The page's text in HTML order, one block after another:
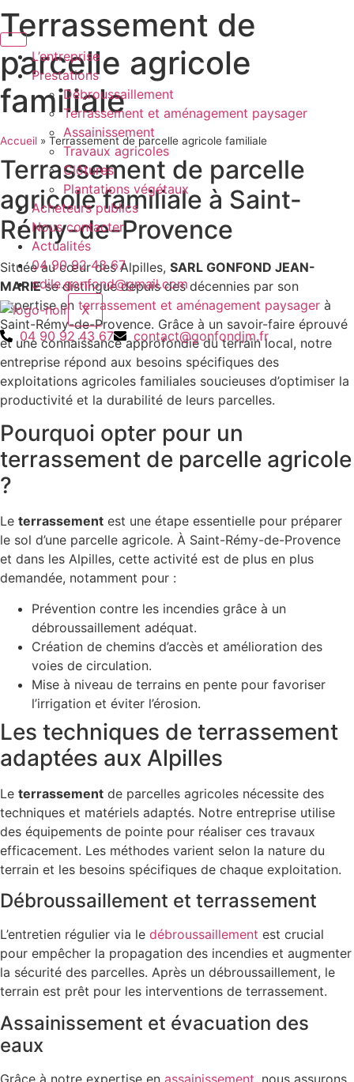
Aller
au
contenuL’entreprise
Prestations
Débroussaillement
Terrassement et aménagement paysager
Assainissement
Travaux agricoles
Clôtures
Plantations végétaux
Acheteurs publics
Nous contacter
Actualités
04 90 92 43 67
odile.gonfond@gmail.com
X
04 90 92 43 67
contact@gonfondjm.fr
Terrassement de
parcelle agricole
familiale
Accueil » Terrassement de parcelle agricole familiale
Terrassement de parcelle
agricole familiale à Saint-
Rémy-de-Provence
Située au cœur des Alpilles, SARL GONFOND JEAN-
MARIEse distingue depuis des décennies par son
expertise en terrassement et aménagement paysager à
Saint-Rémy-de-Provence. Grâce à un savoir-faire éprouvé
et une connaissance approfondie du terrain local, notre
entreprise répond aux besoins spécifiques des
exploitations agricoles familiales soucieuses d’optimiser la
productivité et la durabilité de leurs parcelles.
Pourquoi opter pour un
terrassement de parcelle agricole
?
Le terrassement est une étape essentielle pour préparer
le sol d’une parcelle agricole. À Saint-Rémy-de-Provence
et dans les Alpilles, cette activité est de plus en plus
demandée, notamment pour :
Prévention contre les incendies grâce à un
débroussaillement adéquat.
Création de chemins d’accès et amélioration des
voies de circulation.
Mise à niveau de terrains en pente pour favoriser
l’irrigation et éviter l’érosion.
Les techniques de terrassement
adaptées aux Alpilles
Le terrassement de parcelles agricoles nécessite des
techniques et matériels adaptés. Notre entreprise utilise
des équipements de pointe pour réaliser ces travaux
efficacement. Les méthodes varient selon la nature du
terrain et les besoins spécifiques de chaque exploitation.
Débroussaillement et terrassement
L’entretien régulier via le débroussaillement est crucial
pour empêcher la propagation des incendies et augmenter
la sécurité des parcelles. Après un débroussaillement, le
terrain est prêt pour les interventions de terrassement.
Assainissement et évacuation des
eaux
Grâce à notre expertise en assainissement, nous assurons